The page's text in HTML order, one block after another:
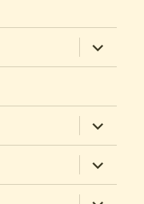
ouvrir
le
sous-
ouvrir
le
sous-
menu
ouvrir
le
sous-
menu
ouvrir